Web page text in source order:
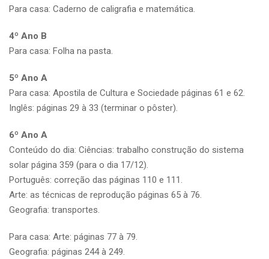
Para casa: Caderno de caligrafia e matemática.
4º Ano B
Para casa: Folha na pasta.
5º Ano A
Para casa: Apostila de Cultura e Sociedade páginas 61 e 62.
Inglês: páginas 29 à 33 (terminar o pôster).
6º Ano A
Conteúdo do dia: Ciências: trabalho construção do sistema
solar página 359 (para o dia 17/12).
Português: correção das páginas 110 e 111.
Arte: as técnicas de reprodução páginas 65 à 76.
Geografia: transportes.
Para casa: Arte: páginas 77 à 79.
Geografia: páginas 244 à 249.